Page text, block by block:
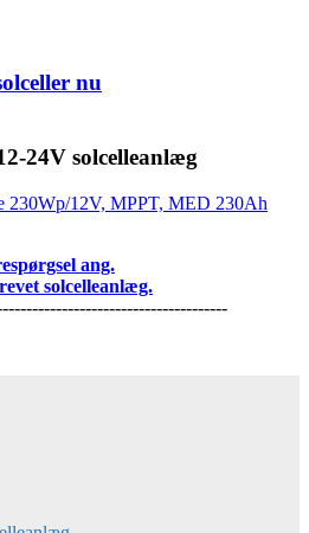
nu
24V solcelleanlæg
ang.
solcelleanlæg.